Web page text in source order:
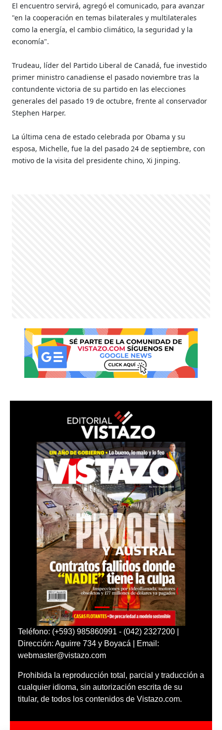
El encuentro servirá, agregó el comunicado, para avanzar
"en la cooperación en temas bilaterales y multilaterales
como la energía, el cambio climático, la seguridad y la
economía".
Trudeau, líder del Partido Liberal de Canadá, fue investido
primer ministro canadiense el pasado noviembre tras la
contundente victoria de su partido en las elecciones
generales del pasado 19 de octubre, frente al conservador
Stephen Harper.
La última cena de estado celebrada por Obama y su
esposa, Michelle, fue la del pasado 24 de septiembre, con
motivo de la visita del presidente chino, Xi Jinping.
Teléfono: (+593) 985860991 - (042) 2327200 |
Dirección: Aguirre 734 y Boyacá | Email:
webmaster@vistazo.com
Prohibida la reproducción total, parcial y traducción a
cualquier idioma, sin autorización escrita de su
titular, de todos los contenidos de Vistazo.com.